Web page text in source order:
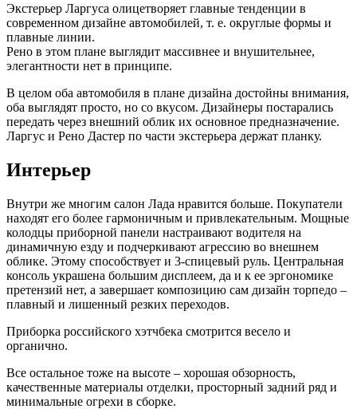
Экстерьер Ларгуса олицетворяет главные тенденции в
современном дизайне автомобилей, т. е. округлые формы и
плавные линии.
Рено в этом плане выглядит массивнее и внушительнее,
элегантности нет в принципе.
В целом оба автомобиля в плане дизайна достойны внимания,
оба выглядят просто, но со вкусом. Дизайнеры постарались
передать через внешний облик их основное предназначение.
Ларгус и Рено Дастер по части экстерьера держат планку.
Интерьер
Внутри же многим салон Лада нравится больше. Покупатели
находят его более гармоничным и привлекательным. Мощные
колодцы приборной панели настраивают водителя на
динамичную езду и подчеркивают агрессию во внешнем
облике. Этому способствует и 3-спицевый руль. Центральная
консоль украшена большим дисплеем, да и к ее эргономике
претензий нет, а завершает композицию сам дизайн торпедо –
плавный и лишенный резких переходов.
Приборка российского хэтчбека смотрится весело и
органично.
Все остальное тоже на высоте – хорошая обзорность,
качественные материалы отделки, просторный задний ряд и
минимальные огрехи в сборке.